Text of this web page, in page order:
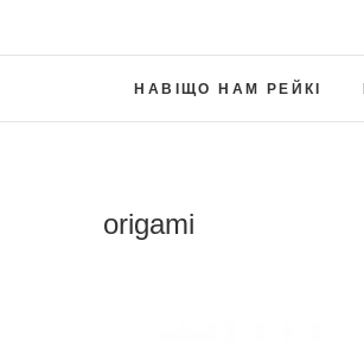
НАВІЩО НАМ РЕЙКІ
origami